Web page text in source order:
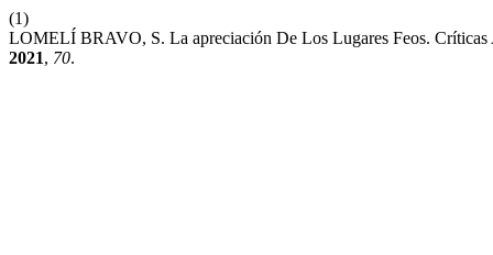
(1)
LOMELÍ BRAVO, S. La apreciación De Los Lugares Feos.
2021, 70.